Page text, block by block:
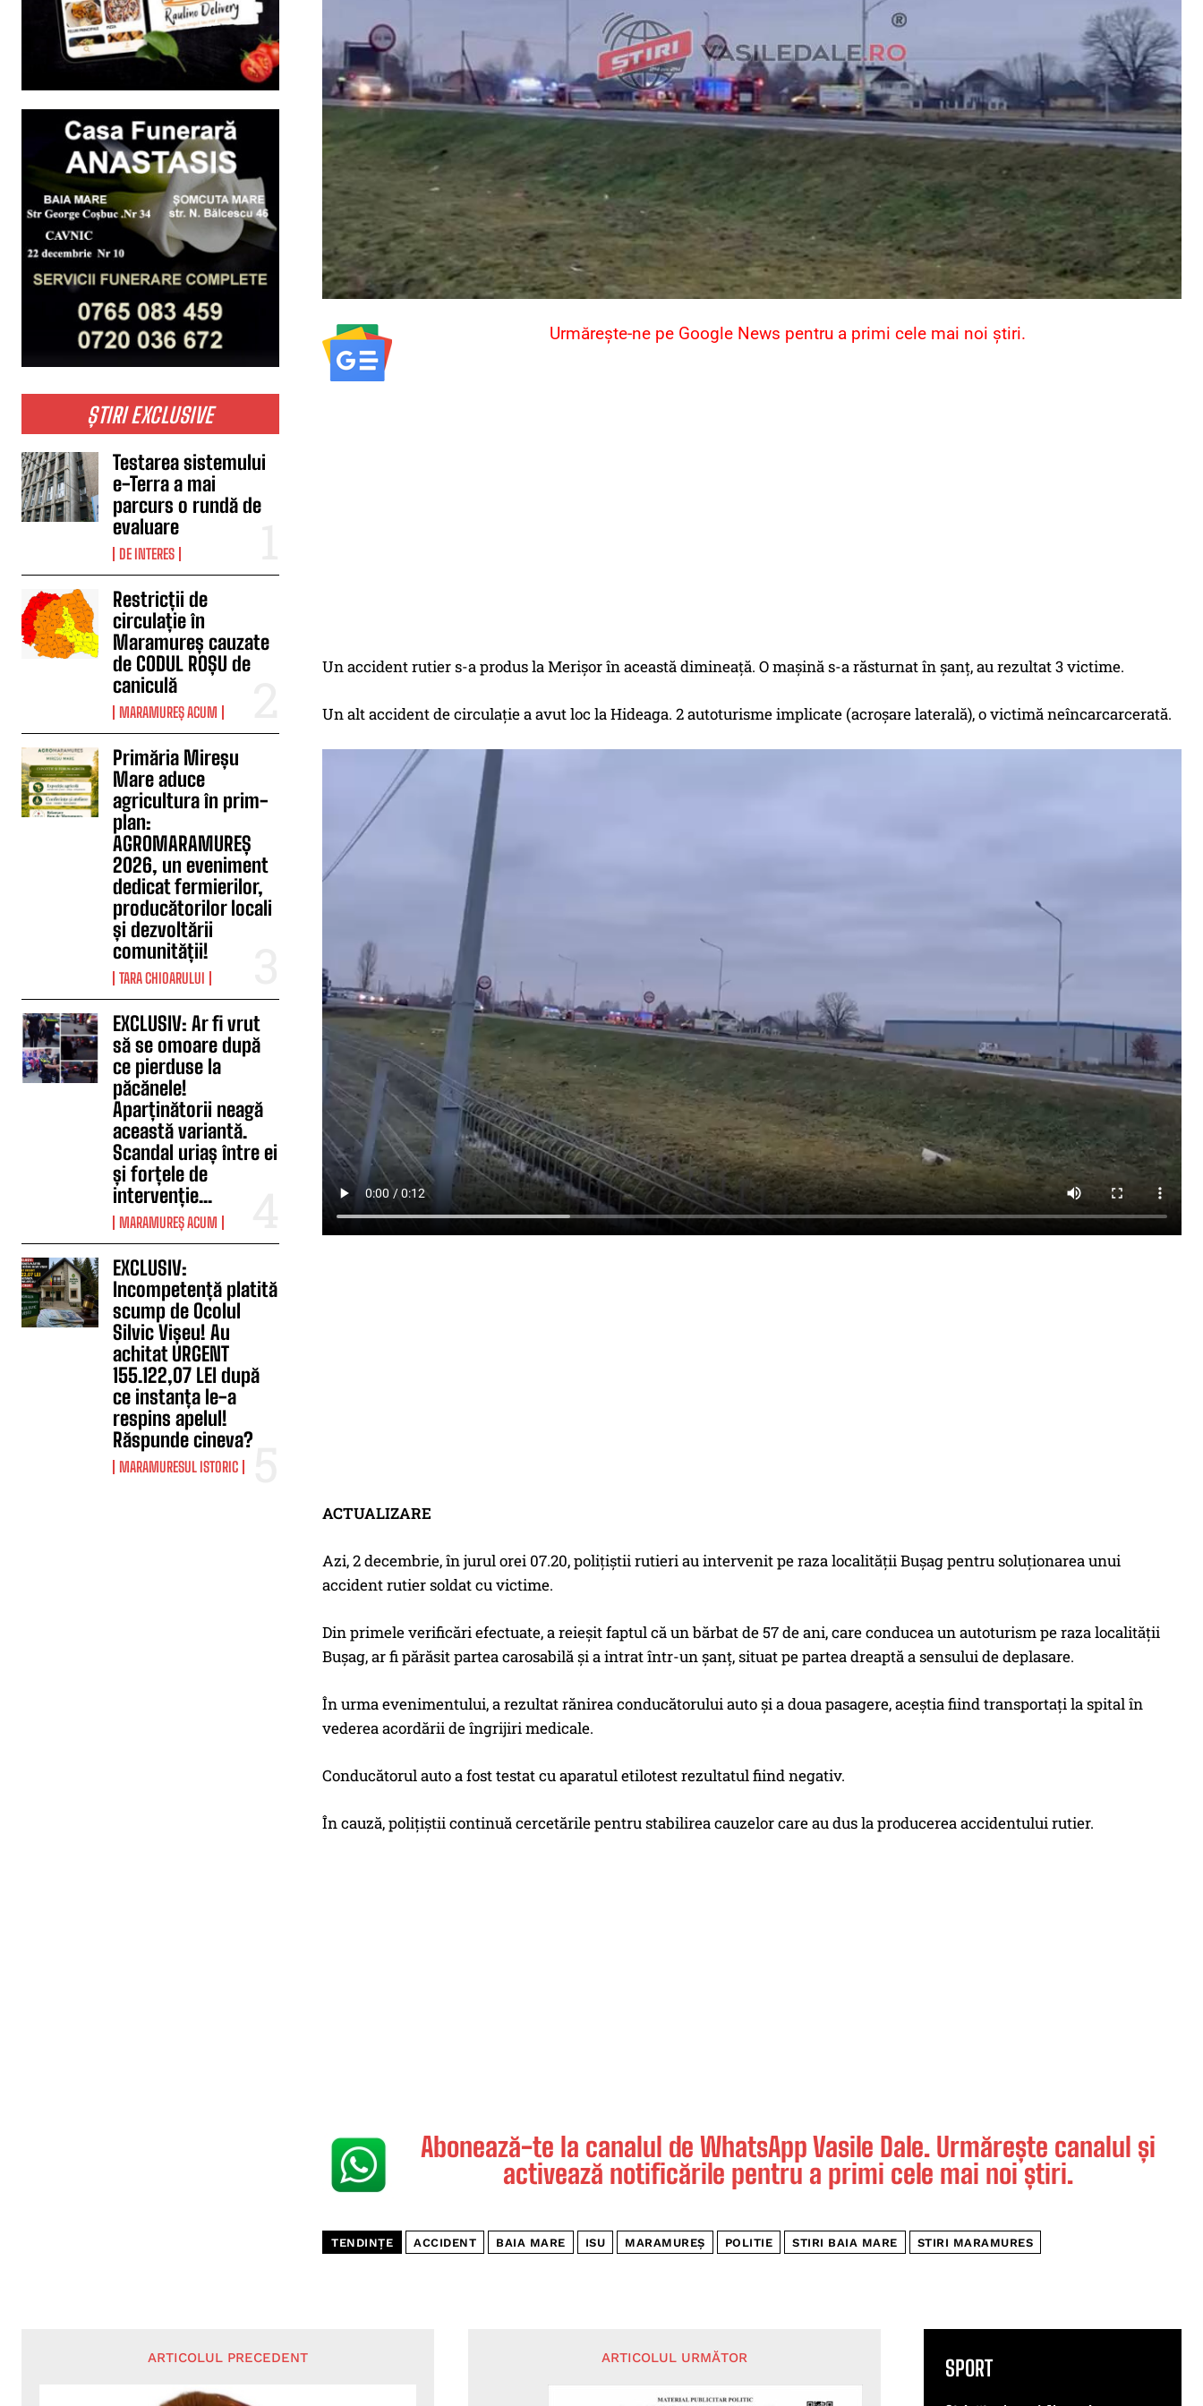
ȘTIRI EXCLUSIVE
Testarea sistemului
e-Terra a mai
parcurs o rundă de
evaluare
DE INTERES
Restricții de
circulație în
Maramureș cauzate
de CODUL ROȘU de
caniculă
MARAMUREȘ ACUM
Primăria Mireșu
Mare aduce
agricultura în prim-
plan:
AGROMARAMUREȘ
2026, un eveniment
dedicat fermierilor,
producătorilor locali
și dezvoltării
comunității!
TARA CHIOARULUI
EXCLUSIV: Ar fi vrut
să se omoare după
ce pierduse la
păcănele!
Aparținătorii neagă
această variantă.
Scandal uriaș între ei
și forțele de
intervenție...
MARAMUREȘ ACUM
EXCLUSIV:
Incompetență platită
scump de Ocolul
Silvic Vișeu! Au
achitat URGENT
155.122,07 LEI după
ce instanța le-a
respins apelul!
Răspunde cineva?
MARAMURESUL ISTORIC
Urmărește-ne pe Google News pentru a primi cele mai noi știri.
Un accident rutier s-a produs la Merișor în această dimineață. O mașină s-a răsturnat în șanț, au rezultat 3 victime.
Un alt accident de circulație a avut loc la Hideaga. 2 autoturisme implicate (acroșare laterală), o victimă neîncarcarcerată.
ACTUALIZARE
Azi, 2 decembrie, în jurul orei 07.20, polițiștii rutieri au intervenit pe raza localității Bușag pentru soluționarea unui
accident rutier soldat cu victime.
Din primele verificări efectuate, a reieșit faptul că un bărbat de 57 de ani, care conducea un autoturism pe raza localității
Bușag, ar fi părăsit partea carosabilă și a intrat într-un șanț, situat pe partea dreaptă a sensului de deplasare.
În urma evenimentului, a rezultat rănirea conducătorului auto și a doua pasagere, aceștia fiind transportați la spital în
vederea acordării de îngrijiri medicale.
Conducătorul auto a fost testat cu aparatul etilotest rezultatul fiind negativ.
În cauză, polițiștii continuă cercetările pentru stabilirea cauzelor care au dus la producerea accidentului rutier.
Abonează-te la canalul de WhatsApp Vasile Dale. Urmărește canalul și
activează notificările pentru a primi cele mai noi știri.
TENDINȚE ACCIDENT BAIA MARE ISU MARAMUREȘ POLITIE STIRI BAIA MARE STIRI MARAMURES
ARTICOLUL PRECEDENT ARTICOLUL URMĂTOR SPORT